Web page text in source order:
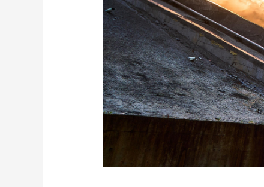
CCTV.节目官网 直播 节目单 栏目 片